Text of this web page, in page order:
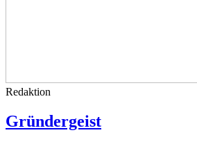
Redaktion
Gründergeist